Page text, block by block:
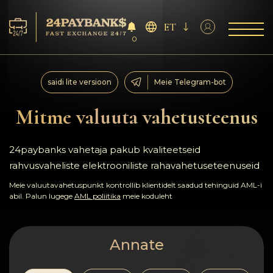
Teenus
Reservid
Partneritele
Tagasiside
0
ET
Mitme valuuta vahetusteenus
saidi lite versioon Meie Telegram-bot
24paybanks vahetaja pakub kvaliteetseid
rahvusvaheliste elektrooniliste rahavahetuseteenuseid
Meie valuutavahetuspunkt kontrollib klientidelt saadud tehinguid AML-i
abil. Palun lugege AML poliitika meie koduleht
Annate